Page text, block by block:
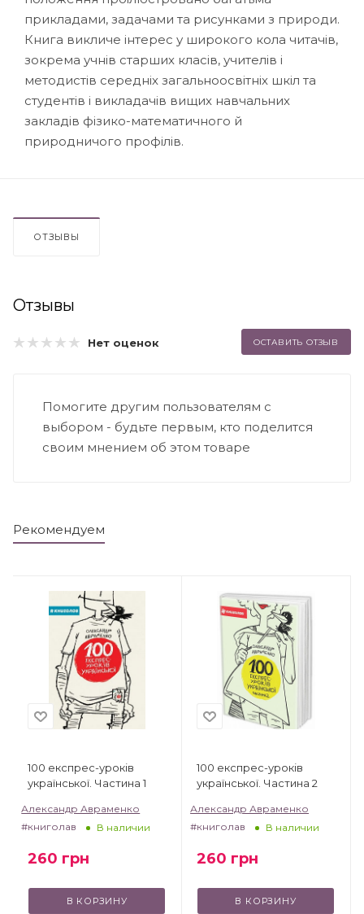
прикладами, задачами та рисунками з природи.
Книга викличе інтерес у широкого кола читачів,
зокрема учнів старших класів, учителів і
методистів середніх загальноосвітніх шкіл та
студентів і викладачів вищих навчальних
закладів фізико-математичного й
природничого профілів.
ОТЗЫВЫ
Отзывы
Нет оценок ОСТАВИТЬ ОТЗЫВ
Помогите другим пользователям с
выбором - будьте первым, кто поделится
своим мнением об этом товаре
Рекомендуем
100 експрес-уроків
української. Частина 1
Александр Авраменко
#книголав
В наличии
260 грн
В КОРЗИНУ
100 експрес-уроків
української. Частина 2
Александр Авраменко
#книголав
В наличии
260 грн
В КОРЗИНУ